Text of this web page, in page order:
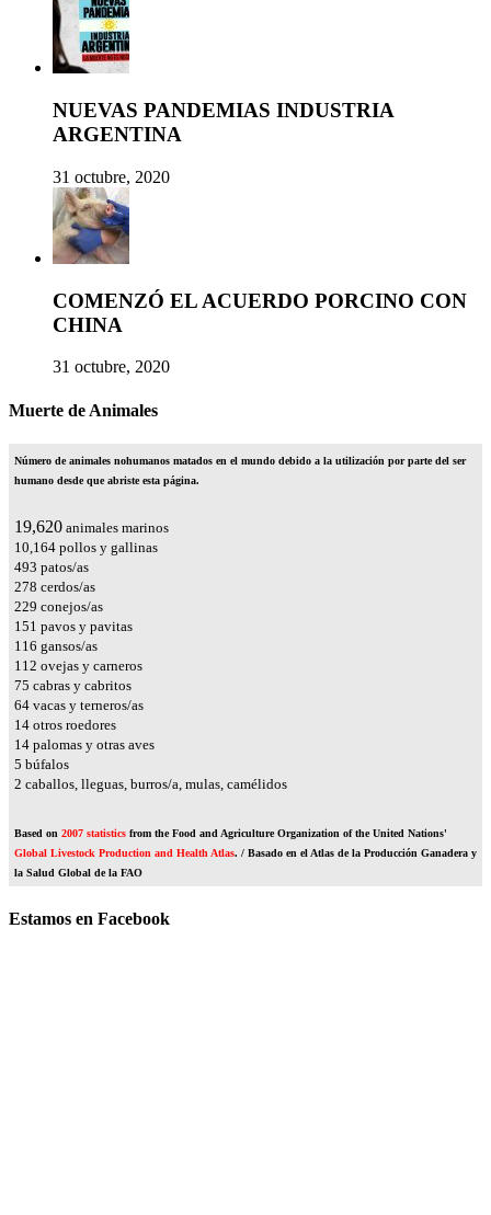
NUEVAS PANDEMIAS INDUSTRIA
ARGENTINA
31 octubre, 2020
COMENZÓ EL ACUERDO PORCINO CON
CHINA
31 octubre, 2020
Muerte de Animales
Número de animales nohumanos matados en el mundo debido a la utilización por parte del ser
humano desde que abriste esta página.
22,831 animales marinos
11,827 pollos y gallinas
574 patos/as
324 cerdos/as
267 conejos/as
175 pavos y pavitas
135 gansos/as
131 ovejas y carneros
88 cabras y cabritos
74 vacas y terneros/as
16 otros roedores
16 palomas y otras aves
6 búfalos
2 caballos, lleguas, burros/a, mulas, camélidos
Based on 2007 statistics from the Food and Agriculture Organization of the United Nations'
Global Livestock Production and Health Atlas. / Basado en el Atlas de la Producción Ganadera y
la Salud Global de la FAO
Estamos en Facebook